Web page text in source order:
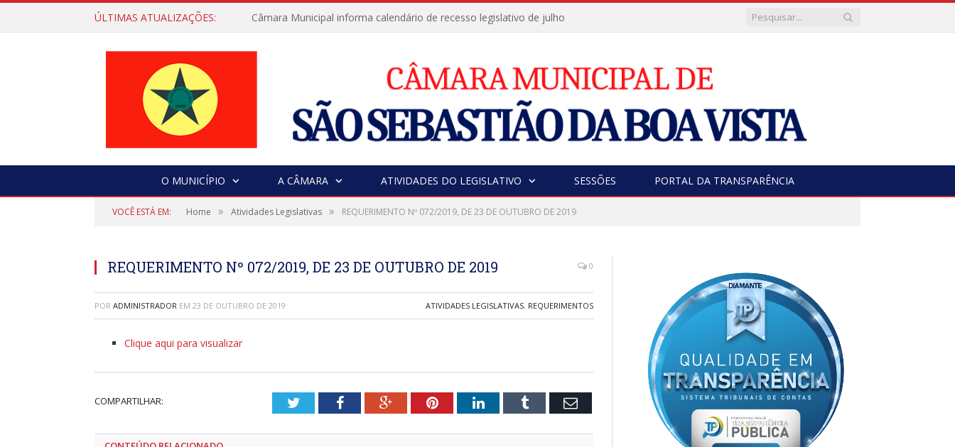
ÚLTIMAS ATUALIZAÇÕES: Câmara Municipal informa calendário de recesso legislativo de julho
O MUNICÍPIO A CÂMARA ATIVIDADES DO LEGISLATIVO SESSÕES PORTAL DA TRANSPARÊNCIA
VOCÊ ESTÁ EM: Home » Atividades Legislativas » REQUERIMENTO Nº 072/2019, DE 23 DE OUTUBRO DE 2019
REQUERIMENTO Nº 072/2019, DE 23 DE OUTUBRO DE 2019 0
POR ADMINISTRADOR EM 23 DE OUTUBRO DE 2019 ATIVIDADES LEGISLATIVAS, REQUERIMENTOS
Clique aqui para visualizar
COMPARTILHAR: TwitterFacebookGoogle+PinterestLinkedInTumblr Email